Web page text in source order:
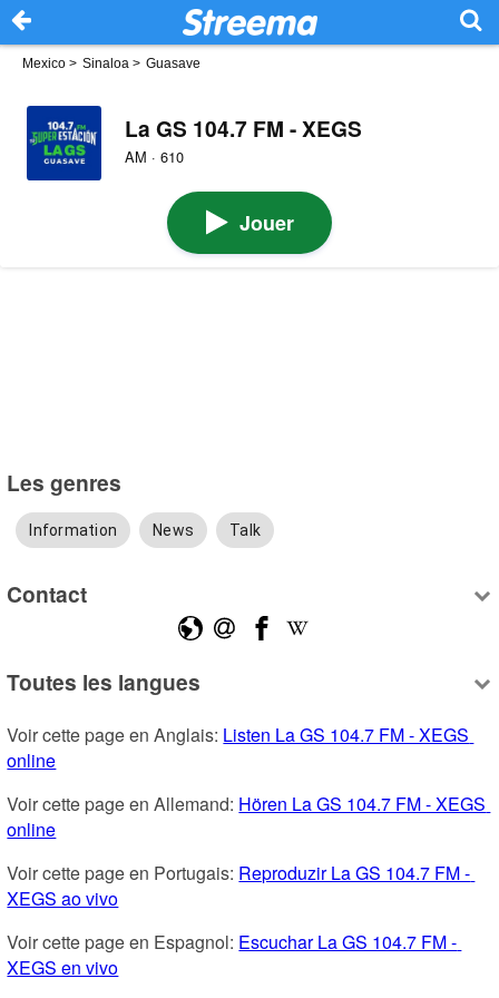
Mexico > Sinaloa > Guasave
La GS 104.7 FM - XEGS
AM · 610
Jouer
Les genres
Information News Talk
Contact
Toutes les langues
Voir cette page en Anglais: Listen La GS 104.7 FM - XEGS
online
Voir cette page en Allemand: Hören La GS 104.7 FM - XEGS
online
Voir cette page en Portugais: Reproduzir La GS 104.7 FM -
XEGS ao vivo
Voir cette page en Espagnol: Escuchar La GS 104.7 FM -
XEGS en vivo